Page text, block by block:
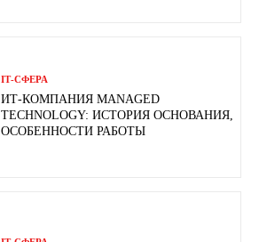
ІТ-СФЕРА
ИТ-КОМПАНИЯ MANAGED
TECHNOLOGY: ИСТОРИЯ ОСНОВАНИЯ,
ОСОБЕННОСТИ РАБОТЫ